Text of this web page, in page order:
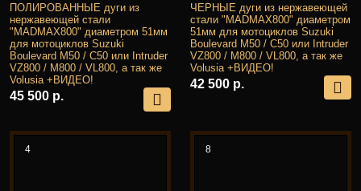
ПОЛИРОВАННЫЕ дуги из
нержавеющей стали
"MADMAX800" диаметром 51мм
для мотоциклов Suzuki
Boulevard M50 / C50 или Intruder
VZ800 / M800 / VL800, а так же
Volusia +ВИДЕО!
45 500 р.
ЧЕРНЫЕ дуги из нержавеющей
стали "MADMAX800" диаметром
51мм для мотоциклов Suzuki
Boulevard M50 / C50 или Intruder
VZ800 / M800 / VL800, а так же
Volusia +ВИДЕО!
42 500 р.
4 8